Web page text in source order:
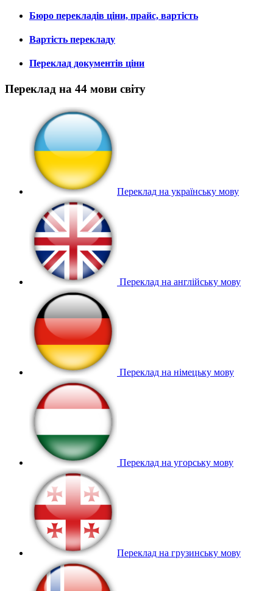
Бюро перекладів ціни, прайс, вартість
Вартість перекладу
Переклад документів ціни
Переклад на 44 мови світу
Переклад на українську мову
Переклад на англійську мову
Переклад на німецьку мову
Переклад на угорську мову
Переклад на грузинську мову